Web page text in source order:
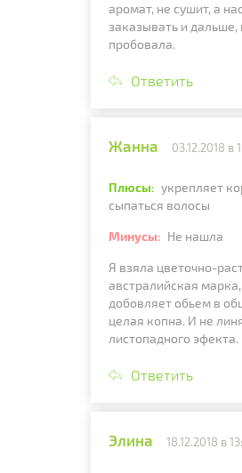
аромат, не сушит, а
заказывать и дальше,
пробовала.
Ответить
Жанна 03.12.2018 в
Плюсы: укрепляет
сыпаться волосы
Минусы: Не нашла
Я взяла цветочно-
австралийская
добовляет обьем в
целая копна. И не
листопадного эфекта.
Ответить
Элина 18.12.2018 в